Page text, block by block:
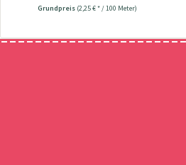
Grundpreis (2,25 € * / 100 Meter)